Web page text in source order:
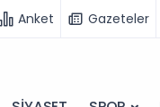
Anket Gazeteler